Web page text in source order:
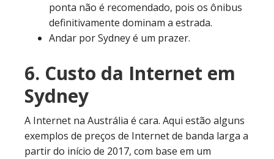
ponta não é recomendado, pois os ônibus
definitivamente dominam a estrada.
Andar por Sydney é um prazer.
6. Custo da Internet em
Sydney
A Internet na Austrália é cara. Aqui estão alguns
exemplos de preços de Internet de banda larga a
partir do início de 2017, com base em um